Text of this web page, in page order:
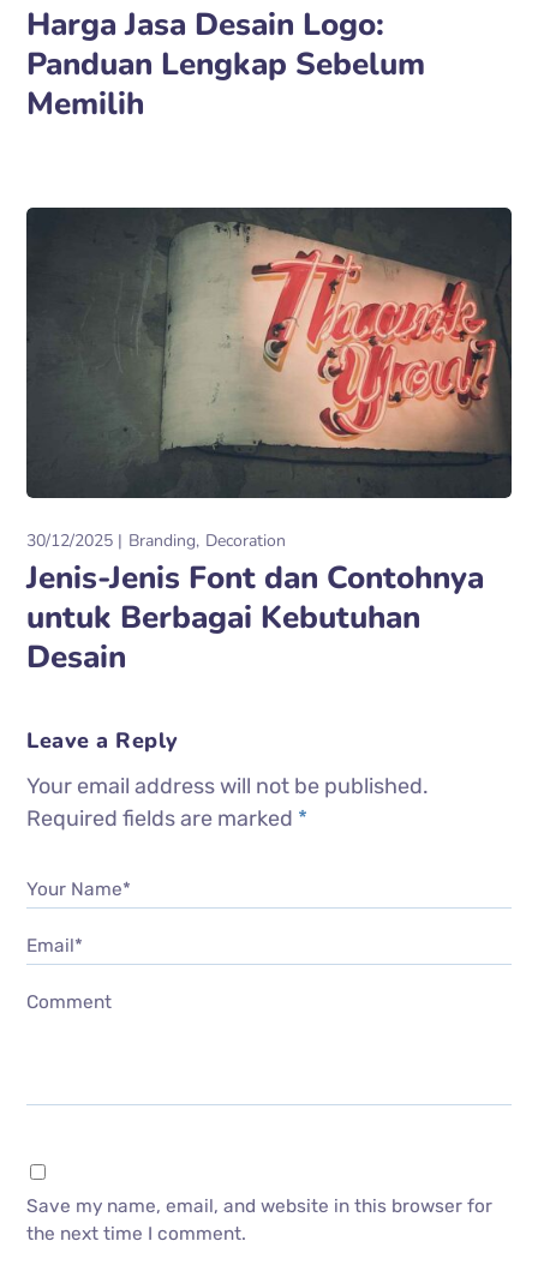
Harga Jasa Desain Logo:
Panduan Lengkap Sebelum
Memilih
30/12/2025 Branding Decoration
Jenis-Jenis Font dan Contohnya
untuk Berbagai Kebutuhan
Desain
Leave a Reply
Your email address will not be published.
Required fields are marked *
Your Name*
Email*
Comment
Save my name, email, and website in this browser for
the next time I comment.